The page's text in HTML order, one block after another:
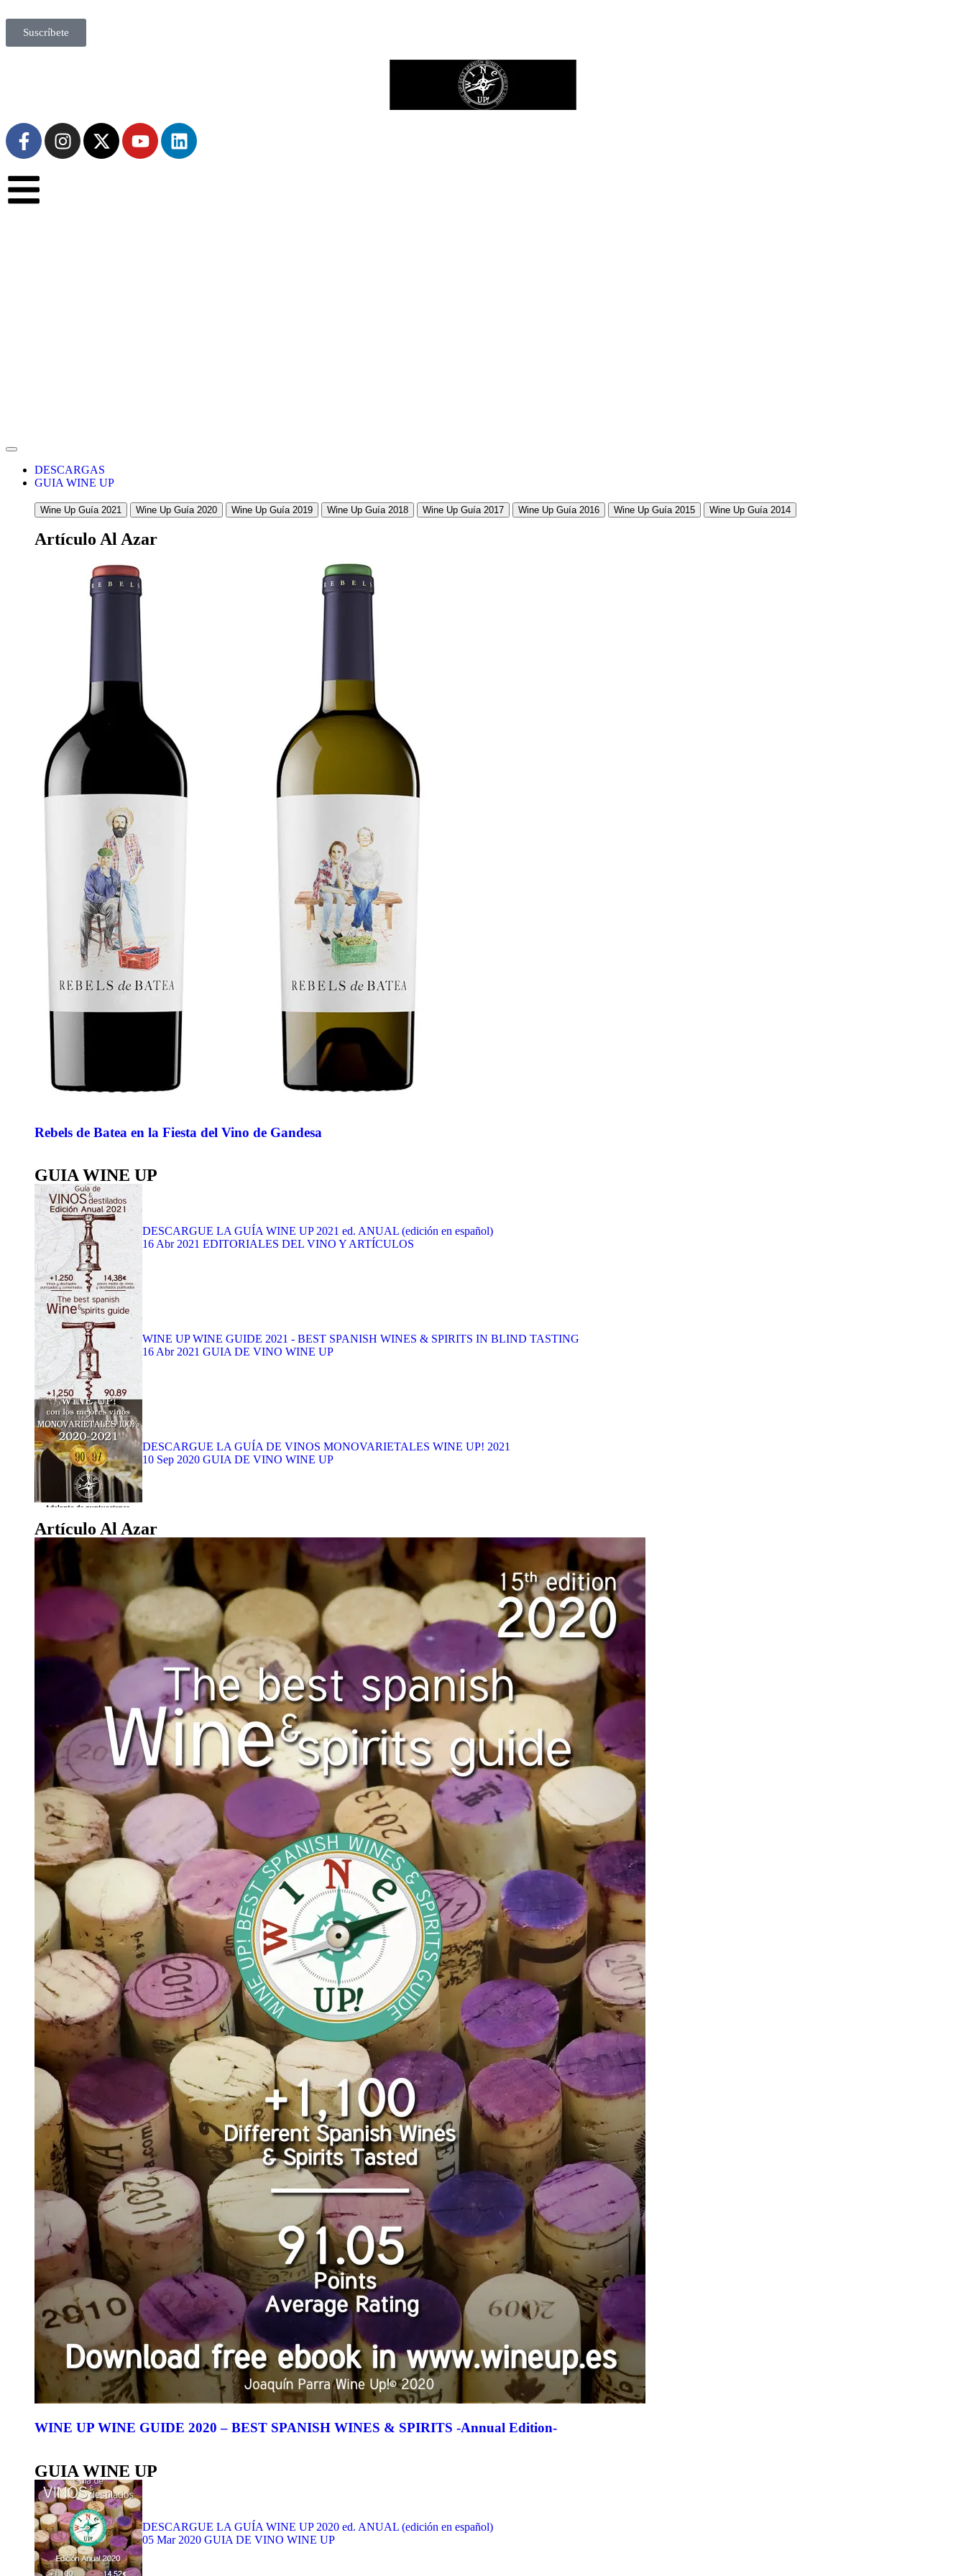
Suscríbete
DESCARGAS
GUIA WINE UP
Wine Up Guía 2021 Wine Up Guía 2020 Wine Up Guía 2019 Wine Up Guía 2018 Wine Up Guía 2017 Wine Up Guía 2016 Wine Up Guía 2015 Wine Up Guía 2014
Artículo Al Azar
Rebels de Batea en la Fiesta del Vino de Gandesa
GUIA WINE UP
DESCARGUE LA GUÍA WINE UP 2021 ed. ANUAL (edición en español)
16 Abr 2021 EDITORIALES DEL VINO Y ARTÍCULOS
WINE UP WINE GUIDE 2021 - BEST SPANISH WINES & SPIRITS IN BLIND TASTING
16 Abr 2021 GUIA DE VINO WINE UP
DESCARGUE LA GUÍA DE VINOS MONOVARIETALES WINE UP! 2021
10 Sep 2020 GUIA DE VINO WINE UP
Artículo Al Azar
WINE UP WINE GUIDE 2020 – BEST SPANISH WINES & SPIRITS -Annual Edition-
GUIA WINE UP
DESCARGUE LA GUÍA WINE UP 2020 ed. ANUAL (edición en español)
05 Mar 2020 GUIA DE VINO WINE UP